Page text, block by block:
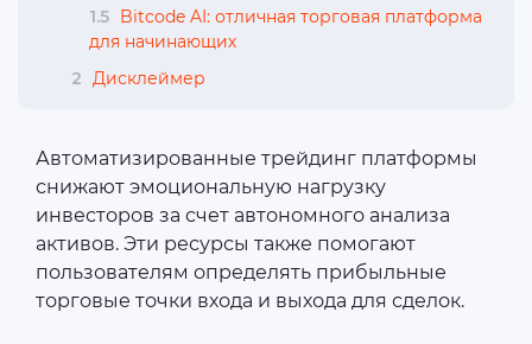
1.5 Bitcode AI: отличная торговая платформа
для начинающих
2 Дисклеймер
Автоматизированные трейдинг платформы
снижают эмоциональную нагрузку
инвесторов за счет автономного анализа
активов. Эти ресурсы также помогают
пользователям определять прибыльные
торговые точки входа и выхода для сделок.